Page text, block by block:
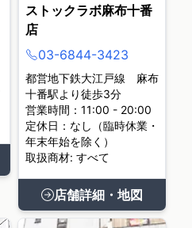
ストックラボ麻布十番
店
03-6844-3423
都営地下鉄大江戸線 麻布
十番駅より徒歩3分
営業時間：11:00 - 20:00
定休日：なし（臨時休業・
年末年始を除く）
取扱商材: すべて
店舗詳細・地図